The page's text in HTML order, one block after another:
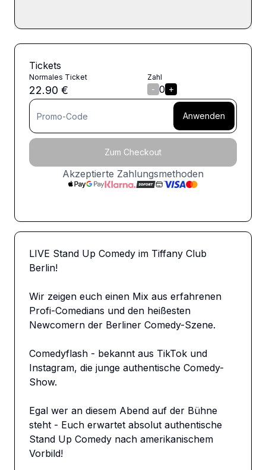
Tickets
Normales Ticket
22.90 €
Zahl
- 0 +
Anwenden
Zum Checkout
Akzeptierte Zahlungsmethoden
LIVE Stand Up Comedy im Tiffany Club
Berlin!
Wir zeigen euch einen Mix aus erfahrenen
Profi-Comedians und den heißesten
Newcomern der Berliner Comedy-Szene.
Comedyflash - bekannt aus TikTok und
Instagram, die junge authentische Comedy-
Show.
Egal wer an diesem Abend auf der Bühne
steht - Euch erwartet absolut authentische
Stand Up Comedy nach amerikanischem
Vorbild!